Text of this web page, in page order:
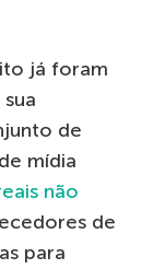
já foram
sua
de
mídia
não
de
para